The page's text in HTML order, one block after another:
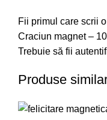
Fii primul care scrii
Craciun magnet –
Trebuie să fii
Produse